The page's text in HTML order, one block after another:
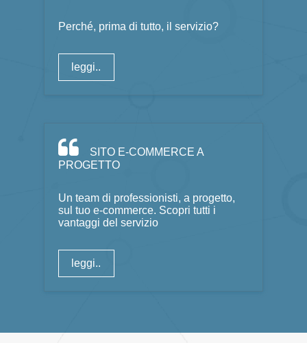
Perché, prima di tutto, il servizio?
leggi..
SITO E-COMMERCE A
PROGETTO
Un team di professionisti, a progetto,
sul tuo e-commerce. Scopri tutti i
vantaggi del servizio
leggi..